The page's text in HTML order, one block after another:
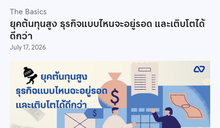
The Basics
ยุคต้นทุนสูง ธุรกิจแบบไหนจะอยู่รอด และเติบโตได้
ดีกว่า
July 17, 2026